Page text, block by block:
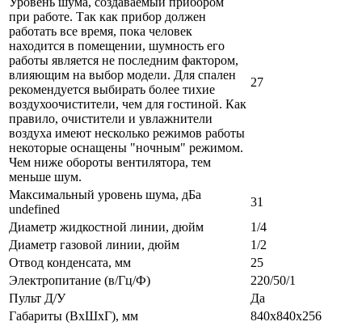
при работе. Так как прибор должен
работать все время, пока человек
находится в помещении, шумность его
работы является не последним фактором,
влияющим на выбор модели. Для спален
рекомендуется выбирать более тихие
воздухоочистители, чем для гостиной. Как
правило, очистители и увлажнители
воздуха имеют несколько режимов работы
некоторые оснащены "ночным" режимом.
Чем ниже обороты вентилятора, тем
меньше шум.
27
Максимальный уровень шума, дБа
undefined
31
Диаметр жидкостной линии, дюйм
1/4
Диаметр газовой линии, дюйм
1/2
Отвод конденсата, мм
25
Электропитание (в/Гц/Ф)
220/50/1
Пульт Д/У
Да
Габариты (ВxШxГ), мм
840x840x256